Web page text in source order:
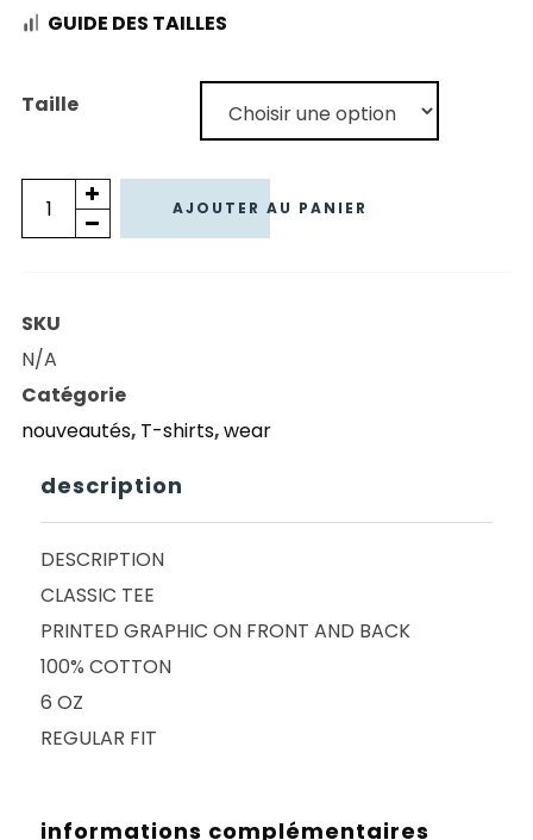
initial
actuel
GUIDE DES TAILLES
Taille
quantité
de
LISBON
ICON
BLACK
AJOUTER AU PANIER
SKU
N/A
Catégorie
nouveautés, T-shirts,wear
description
DESCRIPTION
CLASSIC TEE
PRINTED GRAPHIC ON FRONT AND BACK
100% COTTON
6 OZ
REGULAR FIT
informations complémentaires